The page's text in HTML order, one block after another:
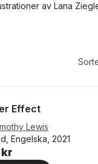
av Lana
Effect
Lewis
Engelska, 2021
kr